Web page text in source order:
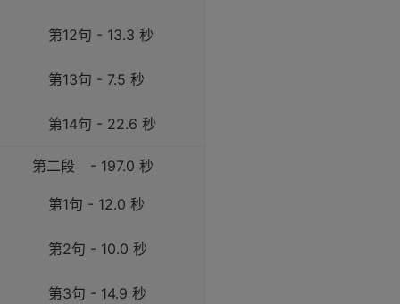
第12句 - 13.3 秒
第13句 - 7.5 秒
第14句 - 22.6 秒
第二段 - 197.0 秒
第1句 - 12.0 秒
第2句 - 10.0 秒
第3句 - 14.9 秒